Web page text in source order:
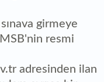
girmeye
resmi
adresinden ilan